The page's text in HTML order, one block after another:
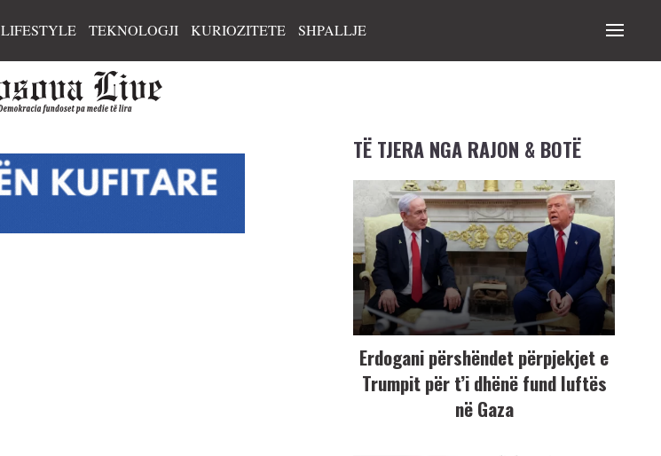
LIFESTYLE TEKNOLOGJI KURIOZITETE SHPALLJE
TË TJERA NGA RAJON & BOTË
Erdogani përshëndet përpjekjet e
Trumpit për t’i dhënë fund luftës
në Gaza